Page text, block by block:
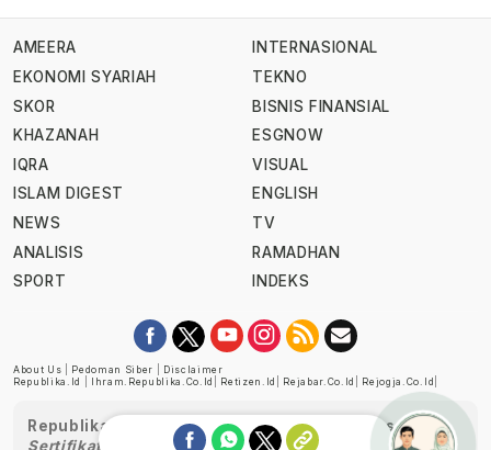
AMEERA
EKONOMI SYARIAH
SKOR
KHAZANAH
IQRA
ISLAM DIGEST
NEWS
ANALISIS
SPORT
INTERNASIONAL
TEKNO
BISNIS FINANSIAL
ESGNOW
VISUAL
ENGLISH
TV
RAMADHAN
INDEKS
About Us Pedoman Siber
Disclaimer
Republika.id
Ihram.republika.co.id Retizen.id Rejabar.co.id Rejogja.co.id
Republika telah diverifikasi oleh Dewan Pers
Sertifikat Nomor 1058/DP-Verifikasi/K/XII/2022